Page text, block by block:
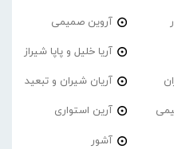
آروین صمیمی
آریا خلیل و پاپا شیراز
آریان شیران و تبعید
آرین استواری
آشور